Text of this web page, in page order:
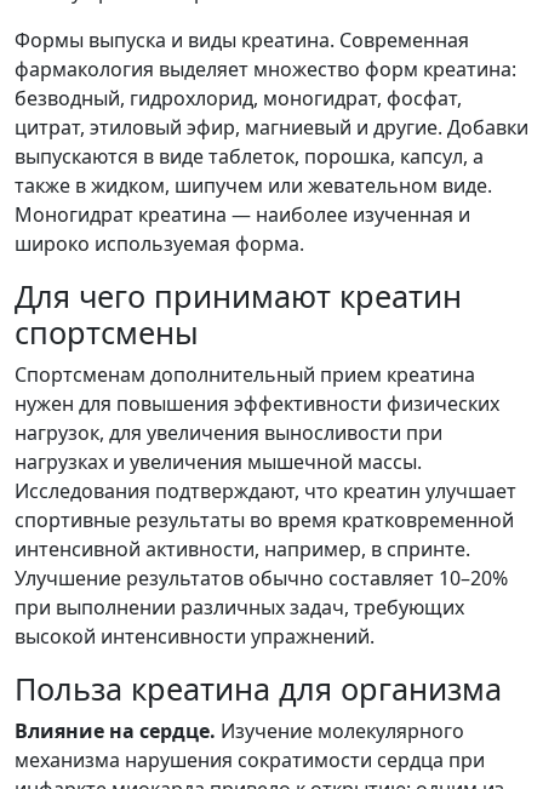
Формы выпуска и виды креатина. Современная
фармакология выделяет множество форм креатина:
безводный, гидрохлорид, моногидрат, фосфат,
цитрат, этиловый эфир, магниевый и другие. Добавки
выпускаются в виде таблеток, порошка, капсул, а
также в жидком, шипучем или жевательном виде.
Моногидрат креатина — наиболее изученная и
широко используемая форма.
Для чего принимают креатин
спортсмены
Спортсменам дополнительный прием креатина
нужен для повышения эффективности физических
нагрузок, для увеличения выносливости при
нагрузках и увеличения мышечной массы.
Исследования подтверждают, что креатин улучшает
спортивные результаты во время кратковременной
интенсивной активности, например, в спринте.
Улучшение результатов обычно составляет 10–20%
при выполнении различных задач, требующих
высокой интенсивности упражнений.
Польза креатина для организма
Влияние на сердце. Изучение молекулярного
механизма нарушения сократимости сердца при